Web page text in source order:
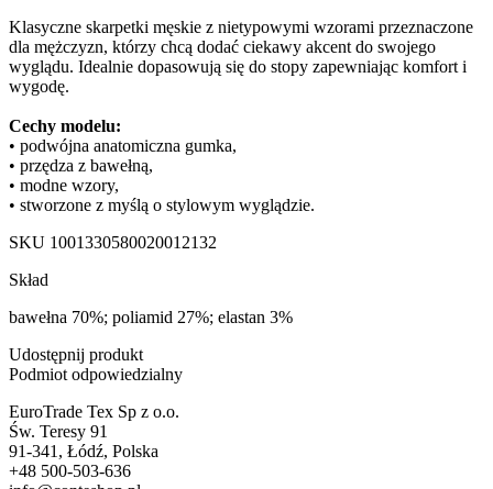
Klasyczne skarpetki męskie z nietypowymi wzorami przeznaczone
dla mężczyzn, którzy chcą dodać ciekawy akcent do swojego
wyglądu. Idealnie dopasowują się do stopy zapewniając komfort i
wygodę.
Cechy modelu:
• podwójna anatomiczna gumka,
• przędza z bawełną,
• modne wzory,
• stworzone z myślą o stylowym wyglądzie.
SKU 1001330580020012132
Skład
bawełna 70%; poliamid 27%; elastan 3%
Udostępnij produkt
Podmiot odpowiedzialny
EuroTrade Tex Sp z o.o.
Św. Teresy 91
91-341, Łódź, Polska
+48 500-503-636